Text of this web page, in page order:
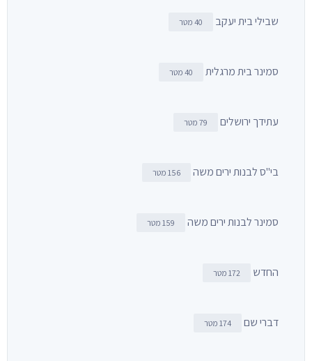
שבילי בית יעקב 40 מטר
סמינר בית מרגלית 40 מטר
עתידך ירושלים 79 מטר
בי"ס לבנות ירים משה 156 מטר
סמינר לבנות ירים משה 159 מטר
החדש 172 מטר
דברי שם 174 מטר